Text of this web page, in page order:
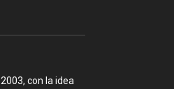
con la idea